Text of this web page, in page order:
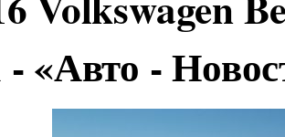
«Авто -